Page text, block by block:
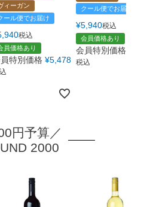
ィーガン
ール便でお届け
税込
員価格あり
特別価格 ¥5,478
クール便でお届け
¥5,940税込
会員価格あり
会員特別価格
税込
円予算／
2000